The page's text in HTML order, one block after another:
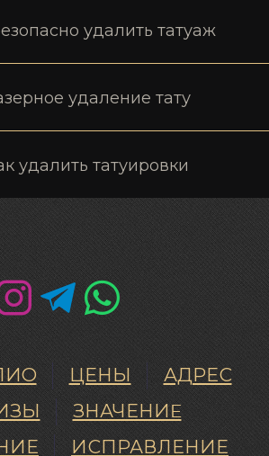
удалить татуаж
удаление тату
удалить татуировки
ЦЕНЫ
АДРЕС
ЗНАЧЕНИE
ИСПРАВЛЕНИЕ